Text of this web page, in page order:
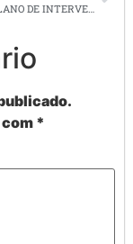
AEE / PIP – PLANO DE INTERVENÇÃO PEDAGÓGICA PARA ALUNOS COM BAIXO DESEMPENHO
*